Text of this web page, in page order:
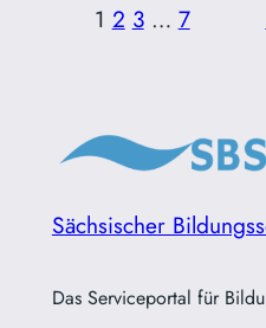
1 2 3 … 7
Sächsischer
Das Serviceportal für